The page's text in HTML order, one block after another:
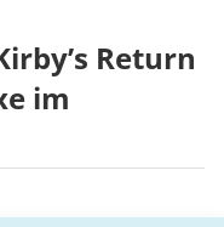
Return
im